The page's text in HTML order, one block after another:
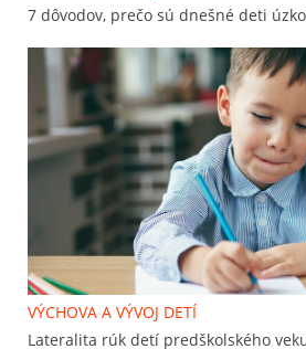
7 dôvodov, prečo sú dnešné deti
VÝCHOVA A VÝVOJ DETÍ
Lateralita rúk detí predškolského